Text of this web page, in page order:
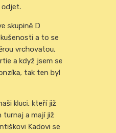
odjet.
skupině D
a to se
vrchovatou.
a když jsem se
tak ten byl
kluci, kteří již
turnaj a mají již
Kadovi se